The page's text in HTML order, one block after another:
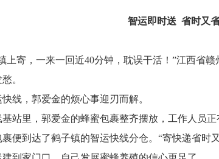
智运即时送 省时又
上寄，一来一回近40分钟，耽误干活！”江西省
。
线，郭爱金的烦心事迎刃而解。
站里，郭爱金的蜂蜜包裹整齐摆放，工作人员
裹便到达了鹤子镇的智运快线分仓。“寄快递省时